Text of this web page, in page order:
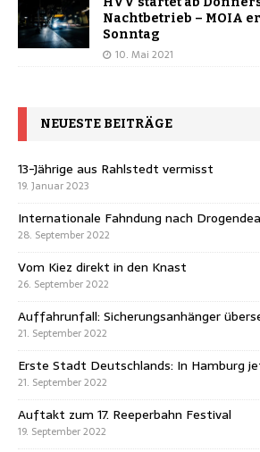
Nachtbetrieb – MOIA
Sonntag
10. Mai 2021
NEUESTE BEITRÄGE
13-Jährige aus Rahlstedt vermisst
19. Januar 2023
Internationale Fahndung nach
28. September 2022
Vom Kiez direkt in den Knast
26. September 2022
Auffahrunfall: Sicherungsanhänger
21. September 2022
Erste Stadt Deutschlands: In Hamburg
21. September 2022
Auftakt zum 17. Reeperbahn Festival
19. September 2022